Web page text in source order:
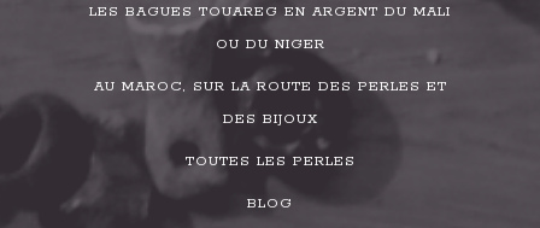
LES BAGUES TOUAREG EN ARGENT DU MALI
OU DU NIGER
AU MAROC, SUR LA ROUTE DES PERLES ET
DES BIJOUX
TOUTES LES PERLES
BLOG